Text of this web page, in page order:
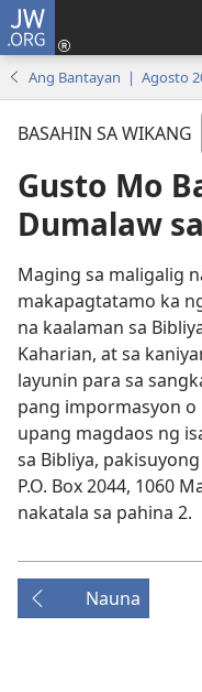
JW.ORG
Ang Bantayan | Agosto
BASAHIN SA WIKANG
Gusto Mo
Dumalaw
Maging sa maligalig
makapagtatamo ka
na kaalaman sa
Kaharian, at sa
layunin para sa
pang impormasyon
upang magdaos ng
sa Bibliya,
P.O. Box 2044, 1060
nakatala sa pahina 2.
Nauna